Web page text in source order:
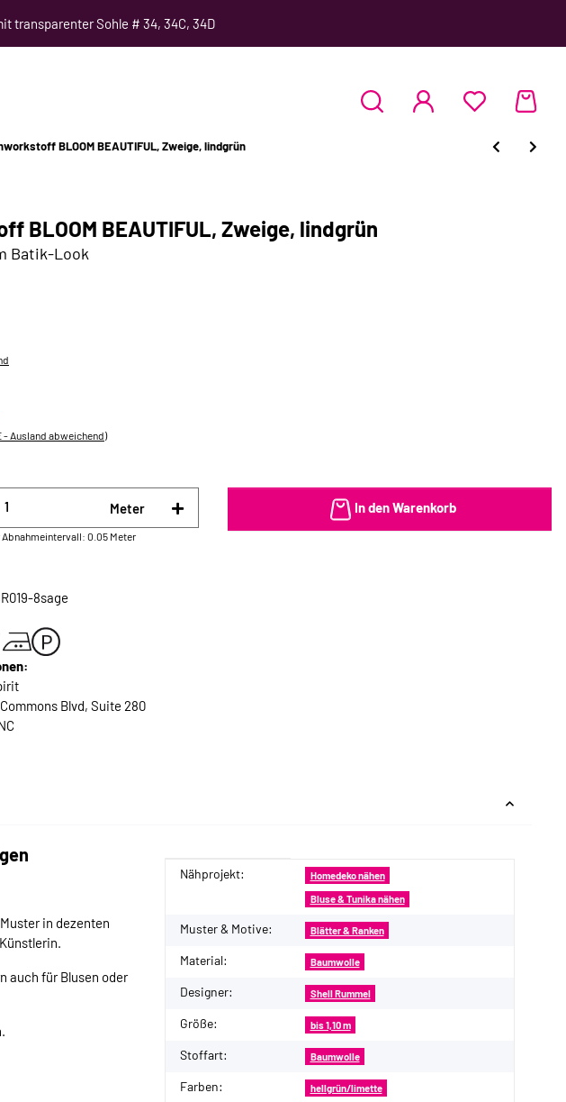
transparenter Sohle # 34, 34C, 34D
BLOOM BEAUTIFUL, Zweige, lindgrün
BLOOM BEAUTIFUL, Zweige, lindgrün
Batik-Look
- Ausland abweichend)
Meter
Abnahmeintervall: 0.05 Meter
In den Warenkorb
8sage
Commons Blvd, Suite 280
in dezenten
auch für Blusen oder
Produkteigenschaft
Wert
Nähprojekt: Homedeko nähen
Bluse & Tunika nähen
Muster & Motive: Blätter & Ranken
Material: Baumwolle
Designer: Shell Rummel
Größe: bis 1,10 m
Stoffart: Baumwolle
Farben: hellgrün/limette